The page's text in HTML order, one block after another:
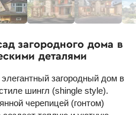
загородного дома в
деталями
загородный дом в
шингл (shingle style).
черепицей (гонтом)